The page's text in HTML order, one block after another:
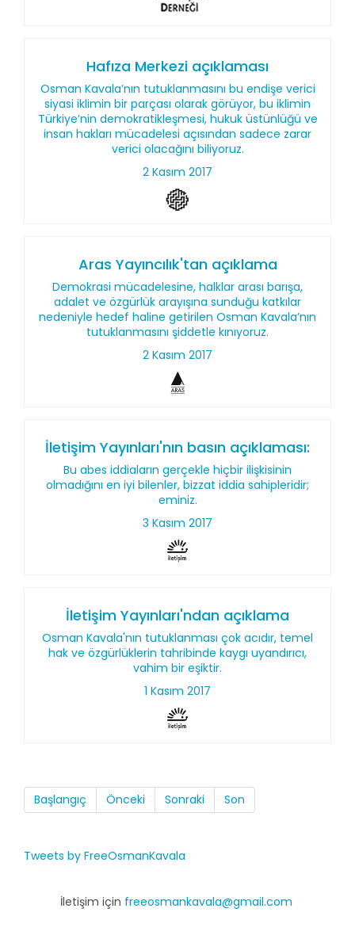
Hafıza Merkezi açıklaması
Osman Kavala’nın tutuklanmasını bu endişe verici
siyasi iklimin bir parçası olarak görüyor, bu iklimin
Türkiye’nin demokratikleşmesi, hukuk üstünlüğü ve
insan hakları mücadelesi açısından sadece zarar
verici olacağını biliyoruz.
2 Kasım 2017
Aras Yayıncılık'tan açıklama
Demokrasi mücadelesine, halklar arası barışa,
adalet ve özgürlük arayışına sunduğu katkılar
nedeniyle hedef haline getirilen Osman Kavala’nın
tutuklanmasını şiddetle kınıyoruz.
2 Kasım 2017
İletişim Yayınları'nın basın açıklaması:
Bu abes iddiaların gerçekle hiçbir ilişkisinin
olmadığını en iyi bilenler, bizzat iddia sahipleridir;
eminiz.
3 Kasım 2017
İletişim Yayınları'ndan açıklama
Osman Kavala'nın tutuklanması çok acıdır, temel
hak ve özgürlüklerin tahribinde kaygı uyandırıcı,
vahim bir eşiktir.
1 Kasım 2017
Başlangıç Önceki Sonraki Son
Tweets by FreeOsmanKavala
İletişim için freeosmankavala@gmail.com